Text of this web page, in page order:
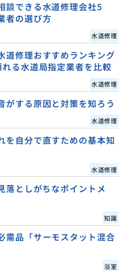
談できる水道修理会社5
者の選び方
水道修理
道修理おすすめランキング
る水道局指定業者を比較
水道修理
がする原因と対策を知ろう
水道修理
を自分で直すための基本知
水道修理
落としがちなポイントメ
知識
需品「サーモスタット混合
浴室